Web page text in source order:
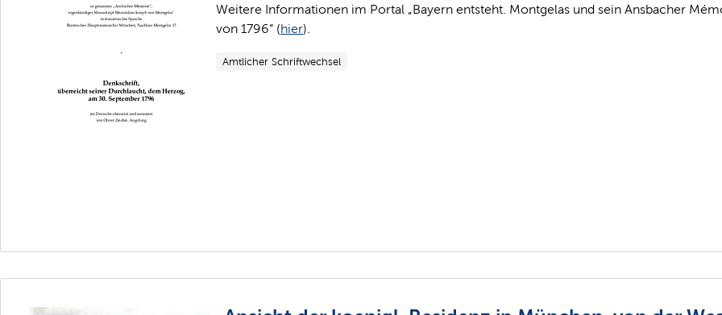
Weitere Informationen im Portal „Bayern entsteht. Montgelas und sein Ansbacher
von 1796“ (hier).
Amtlicher Schriftwechsel